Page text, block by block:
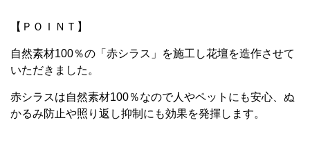
【ＰＯＩＮＴ】
自然素材100％の「赤シラス」を施工し花壇を造作させて
いただきました。
赤シラスは自然素材100％なので人やペットにも安心、ぬ
かるみ防止や照り返し抑制にも効果を発揮します。